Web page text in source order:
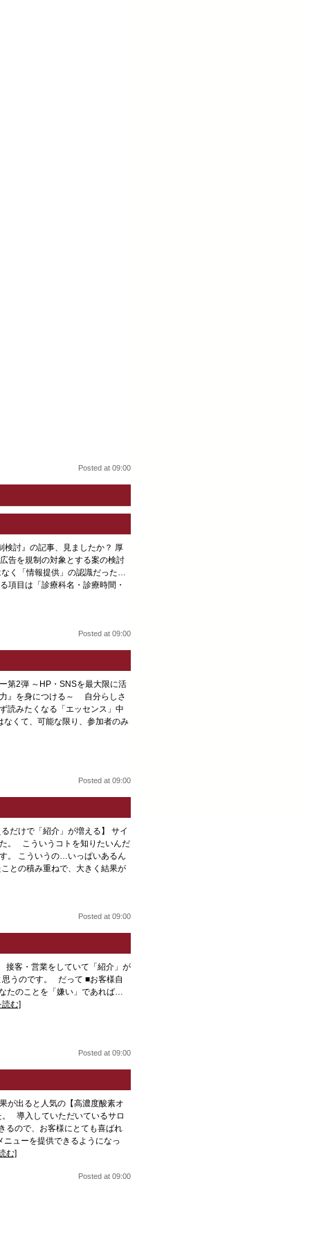
Posted at 09:00
検討』の記事、見ましたか？ 厚
告を規制の対象とする案の検討
く「情報提供」の認識だった…
項目は「診療科名・診療時間・
Posted at 09:00
第2弾 ～HP・SNSを最大限に活
』を身につける～ 自分らしさ
読みたくなる「エッセンス」中
くて、可能な限り、参加者のみ
Posted at 09:00
だけで「紹介」が増える】 サイ
。 こういうコトを知りたいんだ
。 こういうの…いっぱいあるん
との積み重ねで、大きく結果が
Posted at 09:00
接客・営業をしていて「紹介」が
思うのです。 だって ■お客様自
たのことを「嫌い」であれば…
読む]
Posted at 09:00
が出ると人気の【高濃度酸素オ
導入していただいているサロ
るので、お客様にとても喜ばれ
ューを提供できるようになっ
む]
Posted at 09:00